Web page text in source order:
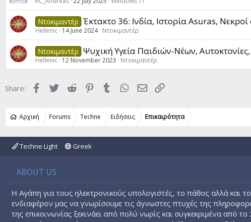
Ντοκιμαντέρ Έκτακτο 36: Ινδία, Ιστορία Asuras,
Hellenic 14 June 2024 Ντοκιμαντέρ
Ντοκιμαντέρ Ψυχική Υγεία Παιδιών-Νέων,
Hellenic 12 November 2023 Ντοκιμαντέρ
Share: FacebookTwitterReddit Pinterest
Tumblr WhatsApp
Email
Αρχική Forums Techne Ειδήσεις Επικαιρότητα
Techne Light Greek
ABOUT US
Η Αγάπη για τους ηλεκτρονικούς υπολογιστές, το πάθος αλλά και το
ενδιαφέρον μας να γνωρίσουμε τις άγνωστες πτυχές της
της επικοινωνίας ξεκινάει από πολύ νωρίς και συγκεκριμένα από το